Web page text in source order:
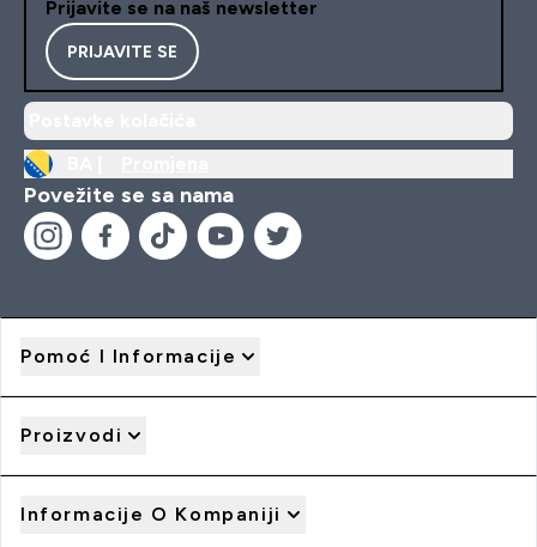
Prijavite se na naš newsletter
PRIJAVITE SE
Povežite se sa nama
Pomoć I Informacije
Proizvodi
Informacije O Kompaniji